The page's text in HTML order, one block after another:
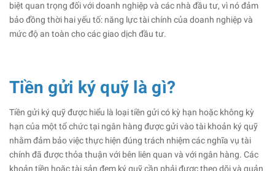
biệt quan trọng đối với doanh nghiệp và các nhà đầu tư, vì nó đảm
bảo đồng thời hai yếu tố: năng lực tài chính của doanh nghiệp và
mức độ an toàn cho các giao dịch đầu tư.
Tiền gửi ký quỹ là gì?
Tiền gửi ký quỹ được hiểu là loại tiền gửi có kỳ hạn hoặc không kỳ
hạn của một tổ chức tại ngân hàng được gửi vào tài khoản ký quỹ
nhằm đảm bảo việc thực hiện đúng trách nhiệm các nghĩa vụ tài
chính đã được thỏa thuận với bên liên quan và với ngân hàng. Các
khoản tiền hoặc tài sản đem ký quỹ cần phải được theo dõi và quản